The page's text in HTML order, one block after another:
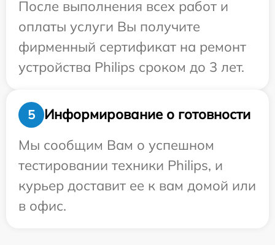
После выполнения всех работ и
оплаты услуги Вы получите
фирменный сертификат на ремонт
устройства Philips сроком до 3 лет.
5
Информирование о готовности
Мы сообщим Вам о успешном
тестировании техники Philips, и
курьер доставит ее к вам домой или
в офис.